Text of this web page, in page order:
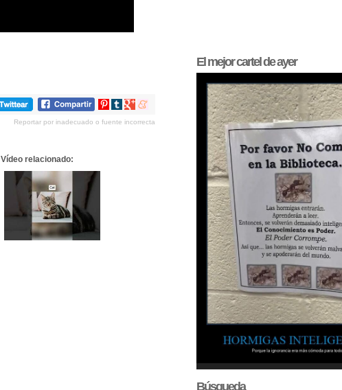
Compartir
Pinterest
Compartir
tumblr
Compartir
Google+
Compartir
meneame
Reportar por inadecuado o fuente incorrecta
Vídeo relacionado:
El mejorcartel de ayer
Búsqueda